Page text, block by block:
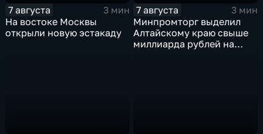
7 августа
3 мин
На востоке Москвы
открыли новую эстакаду
7 августа
3 мин
Минпромторг выделил
Алтайскому краю свыше
миллиарда рублей на